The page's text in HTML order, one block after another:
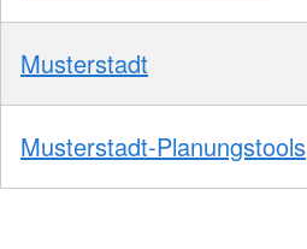
Musterstadt
Musterstadt-Planungstools